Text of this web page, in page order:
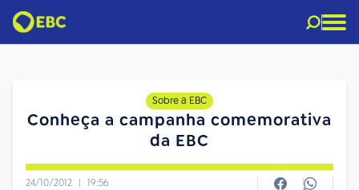
Sobre a EBC
Conheça a campanha comemorativa
da EBC
24/10/2012 | 19:56